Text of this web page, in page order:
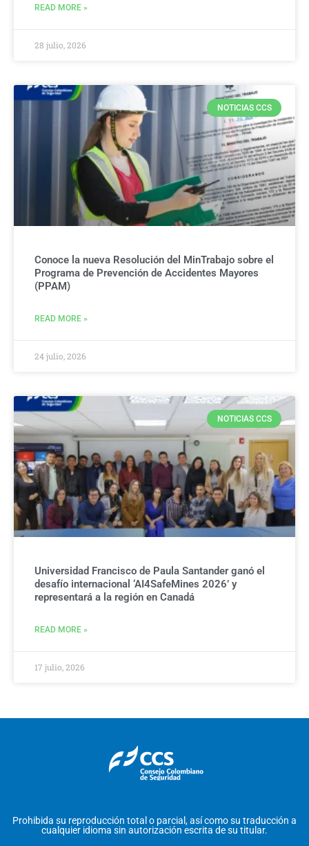
READ MORE »
28 julio, 2026
NOTICIAS CCS
Conoce la nueva Resolución del MinTrabajo sobre el
Programa de Prevención de Accidentes Mayores
(PPAM)
READ MORE »
24 julio, 2026
NOTICIAS CCS
Universidad Francisco de Paula Santander ganó el
desafío internacional ‘AI4SafeMines 2026’ y
representará a la región en Canadá
READ MORE »
17 julio, 2026
Prohibida su reproducción total o parcial, así como su traducción a
cualquier idioma sin autorización escrita de su titular.